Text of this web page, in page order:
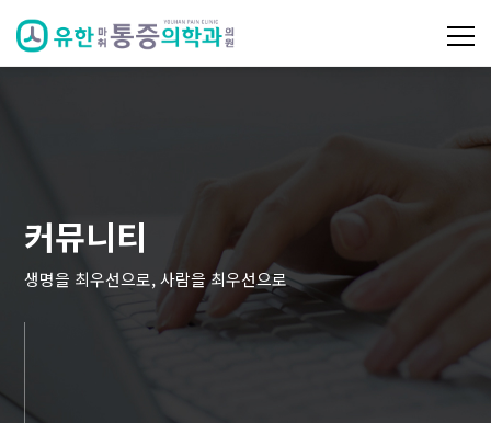
커뮤니티
생명을 최우선으로, 사람을 최우선으로